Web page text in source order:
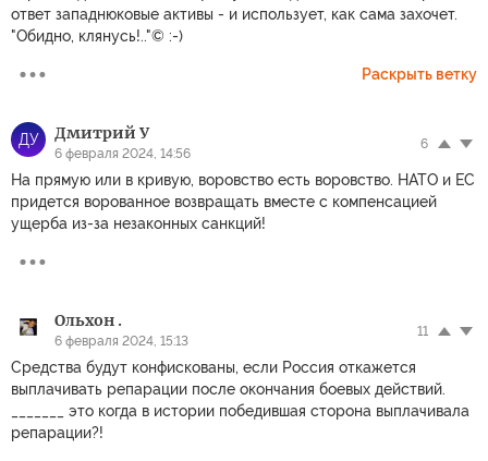
ответ западнюковые активы - и использует, как сама захочет.
"Обидно, клянусь!.."© :-)
Раскрыть ветку
ДУ Дмитрий У
6 февраля 2024, 14:56
6
На прямую или в кривую, воровство есть воровство. НАТО и ЕС
придется ворованное возвращать вместе с компенсацией
ущерба из-за незаконных санкций!
Ольхон .
6 февраля 2024, 15:13
11
Средства будут конфискованы, если Россия откажется
выплачивать репарации после окончания боевых действий.
_______ это когда в истории победившая сторона выплачивала
репарации?!